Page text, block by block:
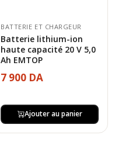
BATTERIE ET CHARGEUR
Batterie lithium-ion
haute capacité 20 V 5,0
Ah EMTOP
7 900 DA
Ajouter au panier